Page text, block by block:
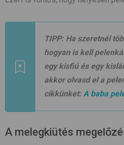
TIPP: Ha szeretnél
hogyan is kell
egy kisfiú és egy
akkor olvasd el a
cikkünket: A baba
A melegkiütés